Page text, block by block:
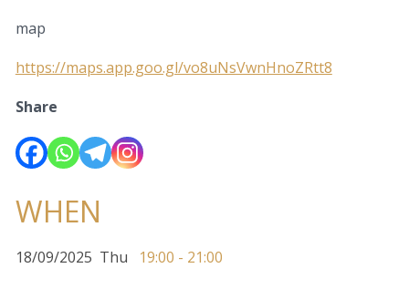
map
https://maps.app.goo.gl/vo8uNsVwnHnoZRtt8
Share
WHEN
18/09/2025 Thu 19:00 - 21:00